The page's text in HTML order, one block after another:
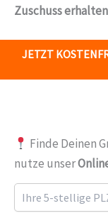
Zuschuss
JETZT
Finde Deinen
nutze unser